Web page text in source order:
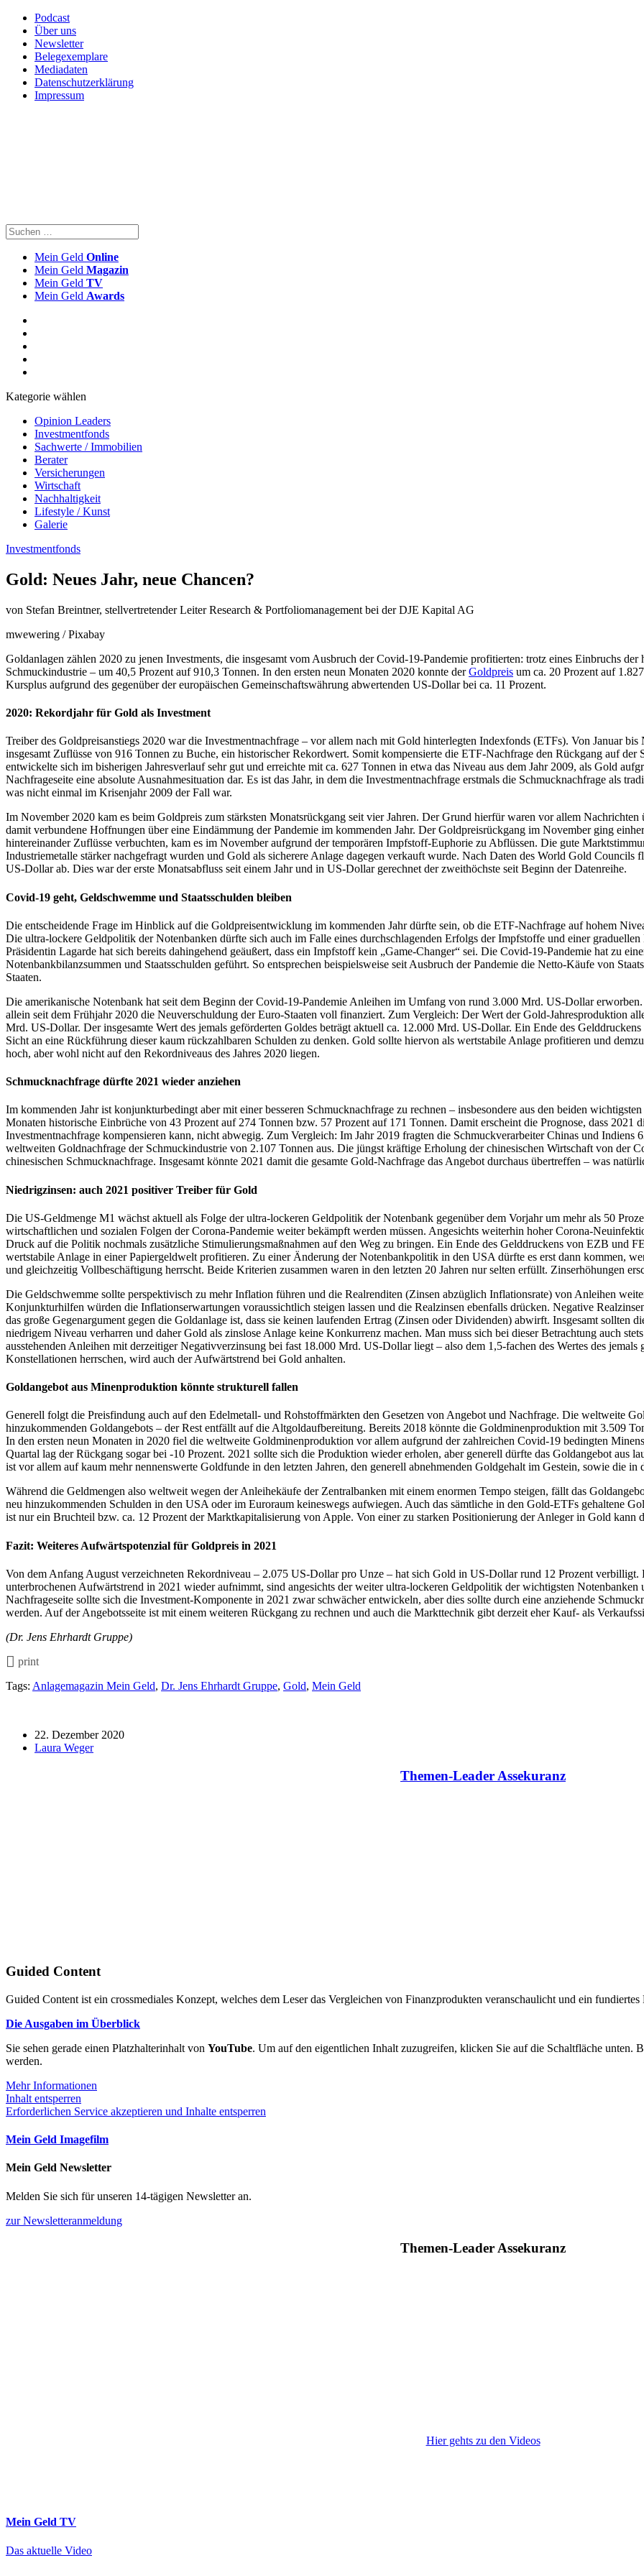
Podcast
Über uns
Newsletter
Belegexemplare
Mediadaten
Datenschutzerklärung
Impressum
Mein Geld Online
Mein Geld Magazin
Mein Geld TV
Mein Geld Awards
Kategorie wählen
Opinion Leaders
Investmentfonds
Sachwerte / Immobilien
Berater
Versicherungen
Wirtschaft
Nachhaltigkeit
Lifestyle / Kunst
Galerie
Investmentfonds
Gold: Neues Jahr, neue Chancen?
von Stefan Breintner, stellvertretender Leiter Research & Portfoliomanagement bei der DJE Kapital AG
mwewering / Pixabay
Goldanlagen zählen 2020 zu jenen Investments, die insgesamt vom Ausbruch der Covid-19-Pandemie profitierten: trotz eines Einbruchs
Schmuckindustrie – um 40,5 Prozent auf 910,3 Tonnen. In den ersten neun Monaten 2020 konnte derGoldpreis um ca. 20 Prozent auf
Kursplus aufgrund des gegenüber der europäischen Gemeinschaftswährung abwertenden US-Dollar bei ca. 11 Prozent.
2020: Rekordjahr für Gold als Investment
Treiber des Goldpreisanstiegs 2020 war die Investmentnachfrage – vor allem nach mit Gold hinterlegten Indexfonds (ETFs). Von Januar
insgesamt Zuflüsse von 916 Tonnen zu Buche, ein historischer Rekordwert. Somit kompensierte die ETF-Nachfrage den Rückgang auf
entwickelte sich im bisherigen Jahresverlauf sehr gut und erreichte mit ca. 627 Tonnen in etwa das Niveau aus dem Jahr 2009, als Gold
Nachfrageseite eine absolute Ausnahmesituation dar. Es ist das Jahr, in dem die Investmentnachfrage erstmals die Schmucknachfrage als
was nicht einmal im Krisenjahr 2009 der Fall war.
Im November 2020 kam es beim Goldpreis zum stärksten Monatsrückgang seit vier Jahren. Der Grund hierfür waren vor allem
damit verbundene Hoffnungen über eine Eindämmung der Pandemie im kommenden Jahr. Der Goldpreisrückgang im November ging
hintereinander Zuflüsse verbuchten, kam es im November aufgrund der temporären Impfstoff-Euphorie zu Abflüssen. Die gute
Industriemetalle stärker nachgefragt wurden und Gold als sicherere Anlage dagegen verkauft wurde. Nach Daten des World Gold
US-Dollar ab. Dies war der erste Monatsabfluss seit einem Jahr und in US-Dollar gerechnet der zweithöchste seit Beginn der Datenreihe.
Covid-19 geht, Geldschwemme und Staatsschulden bleiben
Die entscheidende Frage im Hinblick auf die Goldpreisentwicklung im kommenden Jahr dürfte sein, ob die ETF-Nachfrage auf hohem
Die ultra-lockere Geldpolitik der Notenbanken dürfte sich auch im Falle eines durchschlagenden Erfolgs der Impfstoffe und einer
Präsidentin Lagarde hat sich bereits dahingehend geäußert, dass ein Impfstoff kein „Game-Changer“ sei. Die Covid-19-Pandemie hat zu
Notenbankbilanzsummen und Staatsschulden geführt. So entsprechen beispielsweise seit Ausbruch der Pandemie die Netto-Käufe von
Staaten.
Die amerikanische Notenbank hat seit dem Beginn der Covid-19-Pandemie Anleihen im Umfang von rund 3.000 Mrd. US-Dollar
allein seit dem Frühjahr 2020 die Neuverschuldung der Euro-Staaten voll finanziert. Zum Vergleich: Der Wert der Gold-Jahresproduktion
Mrd. US-Dollar. Der insgesamte Wert des jemals geförderten Goldes beträgt aktuell ca. 12.000 Mrd. US-Dollar. Ein Ende des
Sicht an eine Rückführung dieser kaum rückzahlbaren Schulden zu denken. Gold sollte hiervon als wertstabile Anlage profitieren und
hoch, aber wohl nicht auf den Rekordniveaus des Jahres 2020 liegen.
Schmucknachfrage dürfte 2021 wieder anziehen
Im kommenden Jahr ist konjunkturbedingt aber mit einer besseren Schmucknachfrage zu rechnen – insbesondere aus den beiden
Monaten historische Einbrüche von 43 Prozent auf 274 Tonnen bzw. 57 Prozent auf 171 Tonnen. Damit erscheint die Prognose, dass 2021
Investmentnachfrage kompensieren kann, nicht abwegig. Zum Vergleich: Im Jahr 2019 fragten die Schmuckverarbeiter Chinas und Indiens
weltweiten Goldnachfrage der Schmuckindustrie von 2.107 Tonnen aus. Die jüngst kräftige Erholung der chinesischen Wirtschaft von der
chinesischen Schmucknachfrage. Insgesamt könnte 2021 damit die gesamte Gold-Nachfrage das Angebot durchaus übertreffen – was
Niedrigzinsen: auch 2021 positiver Treiber für Gold
Die US-Geldmenge M1 wächst aktuell als Folge der ultra-lockeren Geldpolitik der Notenbank gegenüber dem Vorjahr um mehr als 50
wirtschaftlichen und sozialen Folgen der Corona-Pandemie weiter bekämpft werden müssen. Angesichts weiterhin hoher Corona-
Druck auf die Politik nochmals zusätzliche Stimulierungsmaßnahmen auf den Weg zu bringen. Ein Ende des Gelddruckens von EZB und
wertstabile Anlage in einer Papiergeldwelt profitieren. Zu einer Änderung der Notenbankpolitik in den USA dürfte es erst dann kommen,
und gleichzeitig Vollbeschäftigung herrscht. Beide Kriterien zusammen waren in den letzten 20 Jahren nur selten erfüllt. Zinserhöhungen
Die Geldschwemme sollte perspektivisch zu mehr Inflation führen und die Realrenditen (Zinsen abzüglich Inflationsrate) von Anleihen
Konjunkturhilfen würden die Inflationserwartungen voraussichtlich steigen lassen und die Realzinsen ebenfalls drücken. Negative
das große Gegenargument gegen die Goldanlage ist, dass sie keinen laufenden Ertrag (Zinsen oder Dividenden) abwirft. Insgesamt
niedrigem Niveau verharren und daher Gold als zinslose Anlage keine Konkurrenz machen. Man muss sich bei dieser Betrachtung auch
ausstehenden Anleihen mit derzeitiger Negativverzinsung bei fast 18.000 Mrd. US-Dollar liegt – also dem 1,5-fachen des Wertes des jemals
Konstellationen herrschen, wird auch der Aufwärtstrend bei Gold anhalten.
Goldangebot aus Minenproduktion könnte strukturell fallen
Generell folgt die Preisfindung auch auf den Edelmetall- und Rohstoffmärkten den Gesetzen von Angebot und Nachfrage. Die weltweite
hinzukommenden Goldangebots – der Rest entfällt auf die Altgoldaufbereitung. Bereits 2018 könnte die Goldminenproduktion mit 3.509
In den ersten neun Monaten in 2020 fiel die weltweite Goldminenproduktion vor allem aufgrund der zahlreichen Covid-19 bedingten
Quartal lag der Rückgang sogar bei -10 Prozent. 2021 sollte sich die Produktion wieder erholen, aber generell dürfte das Goldangebot aus
ist vor allem auf kaum mehr nennenswerte Goldfunde in den letzten Jahren, den generell abnehmenden Goldgehalt im Gestein, sowie die
Während die Geldmengen also weltweit wegen der Anleihekäufe der Zentralbanken mit einem enormen Tempo steigen, fällt das
neu hinzukommenden Schulden in den USA oder im Euroraum keineswegs aufwiegen. Auch das sämtliche in den Gold-ETFs gehaltene
ist nur ein Bruchteil bzw. ca. 12 Prozent der Marktkapitalisierung von Apple. Von einer zu starken Positionierung der Anleger in Gold kann
Fazit: Weiteres Aufwärtspotenzial für Goldpreis in 2021
Von dem Anfang August verzeichneten Rekordniveau – 2.075 US-Dollar pro Unze – hat sich Gold in US-Dollar rund 12 Prozent verbilligt.
unterbrochenen Aufwärtstrend in 2021 wieder aufnimmt, sind angesichts der weiter ultra-lockeren Geldpolitik der wichtigsten
Nachfrageseite sollte sich die Investment-Komponente in 2021 zwar schwächer entwickeln, aber dies sollte durch eine anziehende
werden. Auf der Angebotsseite ist mit einem weiteren Rückgang zu rechnen und auch die Markttechnik gibt derzeit eher Kauf- als
(Dr. Jens Ehrhardt Gruppe)
print
Tags: Anlagemagazin Mein Geld, Dr. Jens Ehrhardt Gruppe, Gold, Mein Geld
22. Dezember 2020
Laura Weger
Themen-Leader Assekuranz
Guided Content
Guided Content ist ein crossmediales Konzept, welches dem Leser das Vergleichen von Finanzprodukten veranschaulicht und ein
Die Ausgaben im Überblick
Sie sehen gerade einen Platzhalterinhalt von YouTube. Um auf den eigentlichen Inhalt zuzugreifen, klicken Sie auf die Schaltfläche unten.
werden.
Mehr Informationen
Inhalt entsperren
Erforderlichen Service akzeptieren und Inhalte entsperren
Mein Geld Imagefilm
Mein Geld Newsletter
Melden Sie sich für unseren 14-tägigen Newsletter an.
zur Newsletteranmeldung
Themen-Leader Assekuranz
Hier gehts zu den Videos
Mein Geld TV
Das aktuelle Video